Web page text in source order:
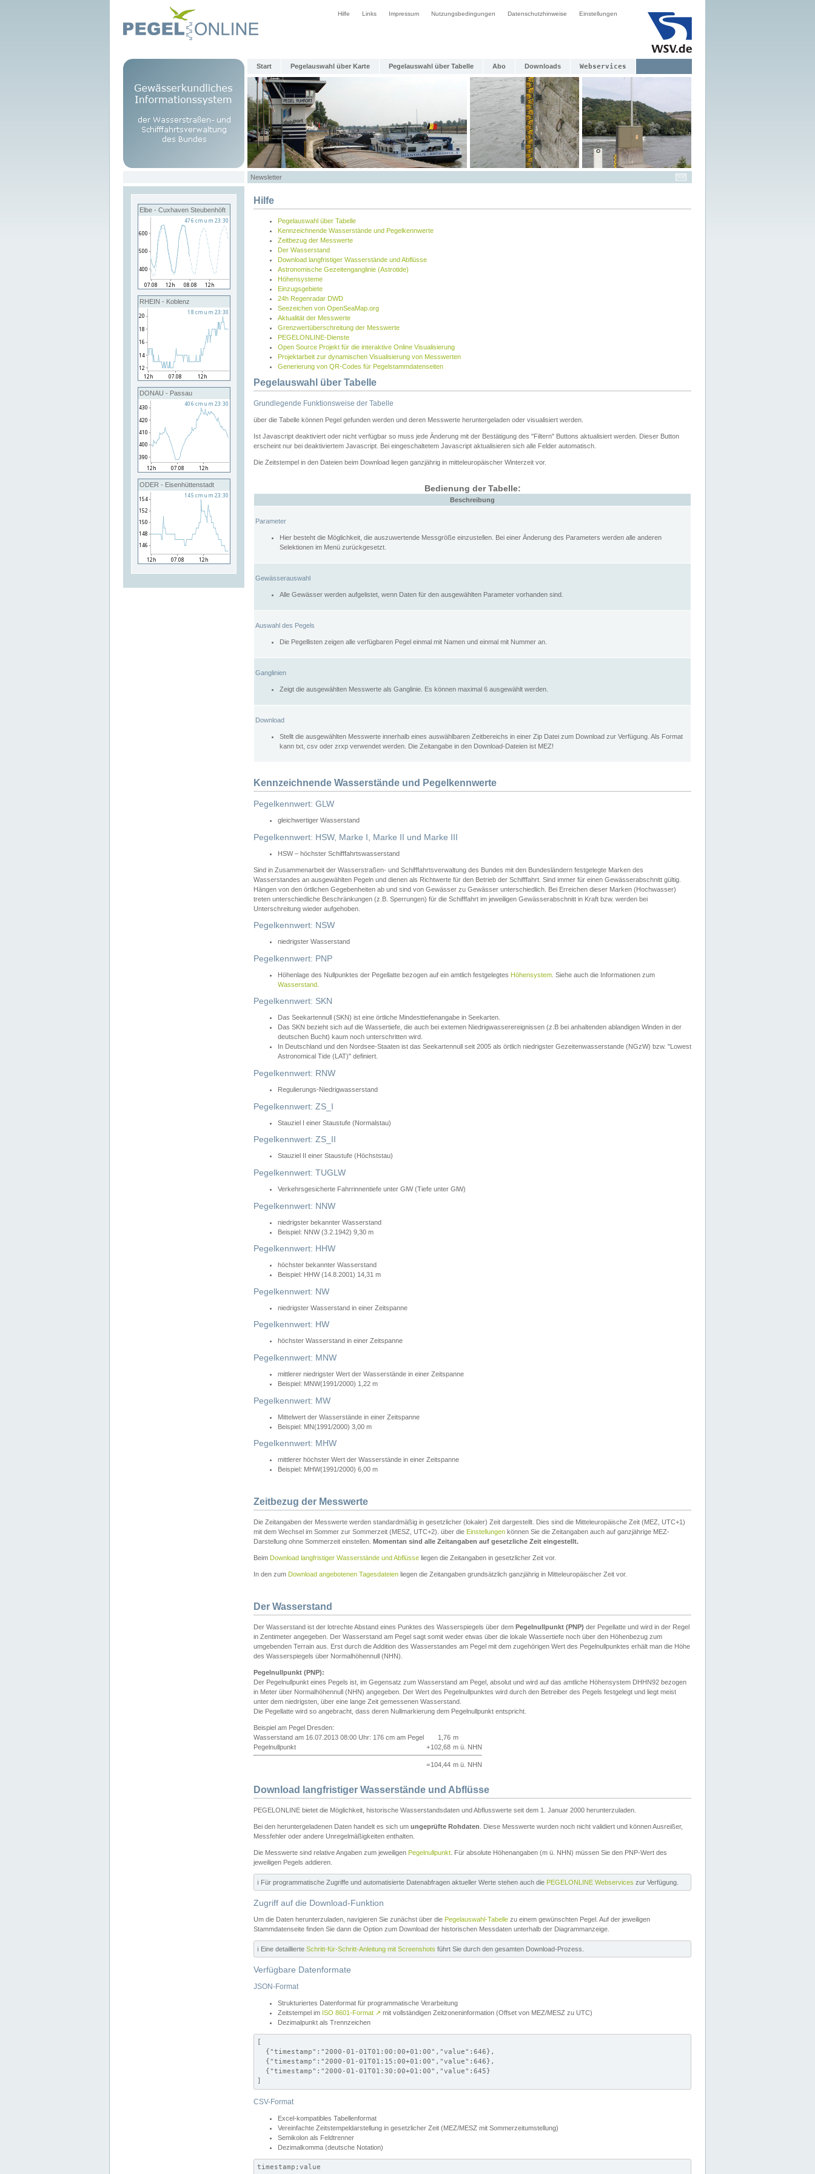
Hilfe Links Impressum Nutzungsbedingungen Datenschutzhinweise Einstellungen
Start Pegelauswahl über Karte Pegelauswahl über Tabelle Abo Downloads Webservices
Newsletter
Elbe - Cuxhaven Steubenhöft
RHEIN - Koblenz
DONAU - Passau
ODER - Eisenhüttenstadt
Hilfe
Pegelauswahl über Tabelle
Kennzeichnende Wasserstände und Pegelkennwerte
Zeitbezug der Messwerte
Der Wasserstand
Download langfristiger Wasserstände und Abflüsse
Astronomische Gezeitenganglinie (Astrotide)
Höhensysteme
Einzugsgebiete
24h Regenradar DWD
Seezeichen von OpenSeaMap.org
Aktualität der Messwerte
Grenzwertüberschreitung der Messwerte
PEGELONLINE-Dienste
Open Source Projekt für die interaktive Online Visualisierung
Projektarbeit zur dynamischen Visualisierung von Messwerten
Generierung von QR-Codes für Pegelstammdatenseiten
Pegelauswahl über Tabelle
Grundlegende Funktionsweise der Tabelle
über die Tabelle können Pegel gefunden werden und deren Messwerte heruntergeladen oder visualisiert werden.
Ist Javascript deaktiviert oder nicht verfügbar so muss jede Änderung mit der Bestätigung des "Filtern" Buttons aktualisiert werden. Dieser Button
erscheint nur bei deaktiviertem Javascript. Bei eingeschaltetem Javascript aktualisieren sich alle Felder automatisch.
Die Zeitstempel in den Dateien beim Download liegen ganzjährig in mitteleuropäischer Winterzeit vor.
Bedienung der Tabelle:
Beschreibung
Parameter
Hier besteht die Möglichkeit, die auszuwertende Messgröße einzustellen. Bei einer Änderung des Parameters werden alle anderen
Selektionen im Menü zurückgesetzt.
Gewässerauswahl
Alle Gewässer werden aufgelistet, wenn Daten für den ausgewählten Parameter vorhanden sind.
Auswahl des Pegels
Die Pegellisten zeigen alle verfügbaren Pegel einmal mit Namen und einmal mit Nummer an.
Ganglinien
Zeigt die ausgewählten Messwerte als Ganglinie. Es können maximal 6 ausgewählt werden.
Download
Stellt die ausgewählten Messwerte innerhalb eines auswählbaren Zeitbereichs in einer Zip Datei zum Download zur Verfügung. Als Format
kann txt, csv oder zrxp verwendet werden. Die Zeitangabe in den Download-Dateien ist MEZ!
Kennzeichnende Wasserstände und Pegelkennwerte
Pegelkennwert: GLW
gleichwertiger Wasserstand
Pegelkennwert: HSW, Marke I, Marke II und Marke III
HSW – höchster Schifffahrtswasserstand
Sind in Zusammenarbeit der Wasserstraßen- und Schifffahrtsverwaltung des Bundes mit den Bundesländern festgelegte Marken des
Wasserstandes an ausgewählten Pegeln und dienen als Richtwerte für den Betrieb der Schifffahrt. Sind immer für einen Gewässerabschnitt gültig.
Hängen von den örtlichen Gegebenheiten ab und sind von Gewässer zu Gewässer unterschiedlich. Bei Erreichen dieser Marken (Hochwasser)
treten unterschiedliche Beschränkungen (z.B. Sperrungen) für die Schifffahrt im jeweiligen Gewässerabschnitt in Kraft bzw. werden bei
Unterschreitung wieder aufgehoben.
Pegelkennwert: NSW
niedrigster Wasserstand
Pegelkennwert: PNP
Höhenlage des Nullpunktes der Pegellatte bezogen auf ein amtlich festgelegtes Höhensystem . Siehe auch die Informationen zum
Wasserstand
Pegelkennwert: SKN
Das Seekartennull (SKN) ist eine örtliche Mindesttiefenangabe in Seekarten.
Das SKN bezieht sich auf die Wassertiefe, die auch bei extemen Niedrigwasserereignissen (z.B bei anhaltenden ablandigen Winden in der
deutschen Bucht) kaum noch unterschritten wird.
In Deutschland und den Nordsee-Staaten ist das Seekartennull seit 2005 als örtlich niedrigster Gezeitenwasserstande (NGzW) bzw. "Lowest
Astronomical Tide (LAT)" definiert.
Pegelkennwert: RNW
Regulierungs-Niedrigwasserstand
Pegelkennwert: ZS_I
Stauziel I einer Staustufe (Normalstau)
Pegelkennwert: ZS_II
Stauziel II einer Staustufe (Höchststau)
Pegelkennwert: TUGLW
Verkehrsgesicherte Fahrrinnentiefe unter GlW (Tiefe unter GlW)
Pegelkennwert: NNW
niedrigster bekannter Wasserstand
Beispiel: NNW (3.2.1942) 9,30 m
Pegelkennwert: HHW
höchster bekannter Wasserstand
Beispiel: HHW (14.8.2001) 14,31 m
Pegelkennwert: NW
niedrigster Wasserstand in einer Zeitspanne
Pegelkennwert: HW
höchster Wasserstand in einer Zeitspanne
Pegelkennwert: MNW
mittlerer niedrigster Wert der Wasserstände in einer Zeitspanne
Beispiel: MNW(1991/2000) 1,22 m
Pegelkennwert: MW
Mittelwert der Wasserstände in einer Zeitspanne
Beispiel: MN(1991/2000) 3,00 m
Pegelkennwert: MHW
mittlerer höchster Wert der Wasserstände in einer Zeitspanne
Beispiel: MHW(1991/2000) 6,00 m
Zeitbezug der Messwerte
Die Zeitangaben der Messwerte werden standardmäßig in gesetzlicher (lokaler) Zeit dargestellt. Dies sind die Mitteleuropäische Zeit (MEZ, UTC+1)
mit dem Wechsel im Sommer zur Sommerzeit (MESZ, UTC+2). über die Einstellungen können Sie die Zeitangaben auch auf ganzjährige MEZ-
Darstellung ohne Sommerzeit einstellen. Momentan sind alle Zeitangaben auf gesetzliche Zeit eingestellt.
Beim Download langfristiger Wasserstände und Abflüsse liegen die Zeitangaben in gesetzlicher Zeit vor.
In den zum Download angebotenen Tagesdateien liegen die Zeitangaben grundsätzlich ganzjährig in Mitteleuropäischer Zeit vor.
Der Wasserstand
Der Wasserstand ist der lotrechte Abstand eines Punktes des Wasserspiegels über dem Pegelnullpunkt (PNP) der Pegellatte und wird in der Regel
in Zentimeter angegeben. Der Wasserstand am Pegel sagt somit weder etwas über die lokale Wassertiefe noch über den Höhenbezug zum
umgebenden Terrain aus. Erst durch die Addition des Wasserstandes am Pegel mit dem zugehörigen Wert des Pegelnullpunktes erhält man die Höhe
des Wasserspiegels über Normalhöhennull (NHN).
Pegelnullpunkt (PNP):
Der Pegelnullpunkt eines Pegels ist, im Gegensatz zum Wasserstand am Pegel, absolut und wird auf das amtliche Höhensystem DHHN92 bezogen
in Meter über Normalhöhennull (NHN) angegeben. Der Wert des Pegelnullpunktes wird durch den Betreiber des Pegels festgelegt und liegt meist
unter dem niedrigsten, über eine lange Zeit gemessenen Wasserstand.
Die Pegellatte wird so angebracht, dass deren Nullmarkierung dem Pegelnullpunkt entspricht.
Beispiel am Pegel Dresden:
Wasserstand am 16.07.2013 08:00 Uhr: 176 cm am Pegel
1,76 m
Pegelnullpunkt
+102,68 m ü. NHN
=104,44 m ü. NHN
Download langfristiger Wasserstände und Abflüsse
PEGELONLINE bietet die Möglichkeit, historische Wasserstandsdaten und Abflusswerte seit dem 1. Januar 2000 herunterzuladen.
Bei den heruntergeladenen Daten handelt es sich um ungeprüfte Rohdaten . Diese Messwerte wurden noch nicht validiert und können Ausreißer,
Messfehler oder andere Unregelmäßigkeiten enthalten.
Die Messwerte sind relative Angaben zum jeweiligen Pegelnullpunkt . Für absolute Höhenangaben (m ü. NHN) müssen Sie den PNP-Wert des
jeweiligen Pegels addieren.
ℹ️ Für programmatische Zugriffe und automatisierte Datenabfragen aktueller Werte stehen auch die PEGELONLINE Webservices zur Verfügung.
Zugriff auf die Download-Funktion
Um die Daten herunterzuladen, navigieren Sie zunächst über die Pegelauswahl-Tabelle zu einem gewünschten Pegel. Auf der jeweiligen
Stammdatenseite finden Sie dann die Option zum Download der historischen Messdaten unterhalb der Diagrammanzeige.
ℹ️ Eine detaillierte Schritt-für-Schritt-Anleitung mit Screenshots führt Sie durch den gesamten Download-Prozess.
Verfügbare Datenformate
JSON-Format
Strukturiertes Datenformat für programmatische Verarbeitung
Zeitstempel im ISO 8601-Format ↗ mit vollständigen Zeitzoneninformation (Offset von MEZ/MESZ zu UTC)
Dezimalpunkt als Trennzeichen
[
  {"timestamp":"2000-01-01T01:00:00+01:00","value":646},
  {"timestamp":"2000-01-01T01:15:00+01:00","value":646},
  {"timestamp":"2000-01-01T01:30:00+01:00","value":645}
]
CSV-Format
Excel-kompatibles Tabellenformat
Vereinfachte Zeitstempeldarstellung in gesetzlicher Zeit (MEZ/MESZ mit Sommerzeitumstellung)
Semikolon als Feldtrenner
Dezimalkomma (deutsche Notation)
timestamp;value